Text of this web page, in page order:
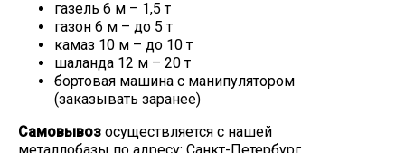
Проволока
Скобо-гибочные изделия
Остальное
газель 6 м – 1,5 т
газон 6 м – до 5 т
камаз 10 м – до 10 т
шаланда 12 м – 20 т
бортовая машина с манипулятором
(заказывать заранее)
Самовывоз осуществляется с нашей